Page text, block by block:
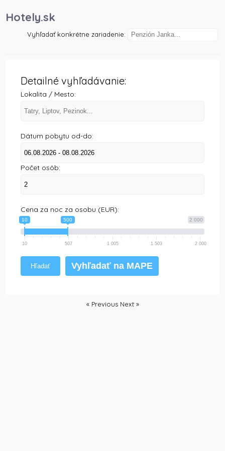
Hotely.sk
Vyhľadať konkrétne zariadenie:
Detailné vyhľadávanie:
Lokalita / Mesto:
Dátum pobytu od-do:
Počet osôb:
Cena za noc za osobu (EUR):
2 000
10 500
10 507 1 005 1 503 2 000
Hľadať Vyhľadať na MAPE
« Previous Next »